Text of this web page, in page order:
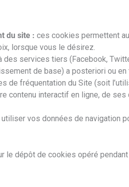
du site : ces cookies permettent
lorsque vous le désirez.
services tiers (Facebook,
de base) a posteriori ou
de fréquentation du Site (soit
contenu interactif en ligne, de
vos données de navigation
le dépôt de cookies opéré